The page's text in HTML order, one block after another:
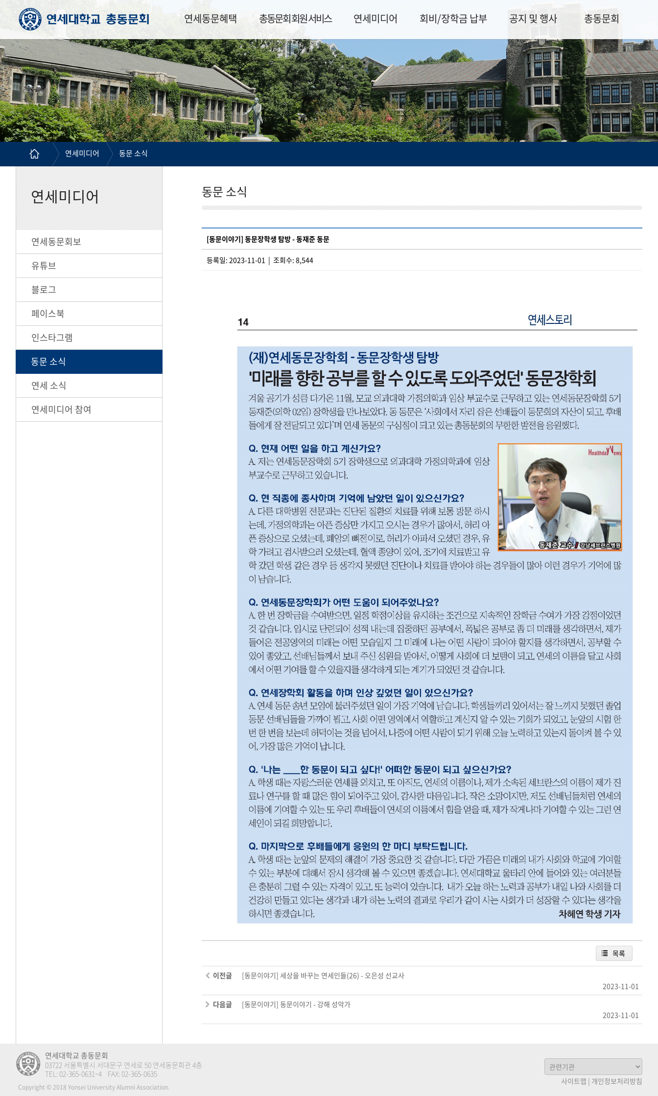
연세동문혜택 총동문회 회원 서비스 연세미디어 회비/장학금 납부 공지 및 행사 총동문회
연세미디어 동문 소식
연세미디어
연세동문회보
유튜브
블로그
페이스북
인스타그램
동문 소식
연세 소식
연세미디어 참여
동문 소식
[동문이야기] 동문장학생 탐방 - 동재준 동문
등록일: 2023-11-01 | 조회수: 8,544
목록
이전글
[동문이야기] 세상을 바꾸는 연세인들(26) - 오은성 선교사
2023-11-01
다음글
[동문이야기] 동문이야기 - 강해 성악가
2023-11-01
연세대학교 총동문회
03722 서울특별시 서대문구 연세로 50 연세동문회관 4층
TEL: 02-365-0631~4 FAX: 02-365-0635
사이트맵 | 개인정보처리방침
Copyright © 2018 Yonsei University Alumni Association.